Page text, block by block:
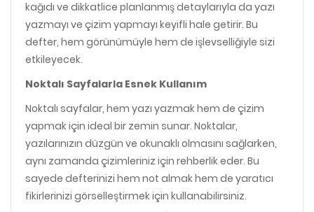
kağıdı ve dikkatlice planlanmış detaylarıyla da yazı
yazmayı ve çizim yapmayı keyifli hale getirir. Bu
defter, hem görünümüyle hem de işlevselliğiyle sizi
etkileyecek.
Noktalı Sayfalarla Esnek Kullanım
Noktalı sayfalar, hem yazı yazmak hem de çizim
yapmak için ideal bir zemin sunar. Noktalar,
yazılarınızın düzgün ve okunaklı olmasını sağlarken,
aynı zamanda çizimleriniz için rehberlik eder. Bu
sayede defterinizi hem not almak hem de yaratıcı
fikirlerinizi görselleştirmek için kullanabilirsiniz.